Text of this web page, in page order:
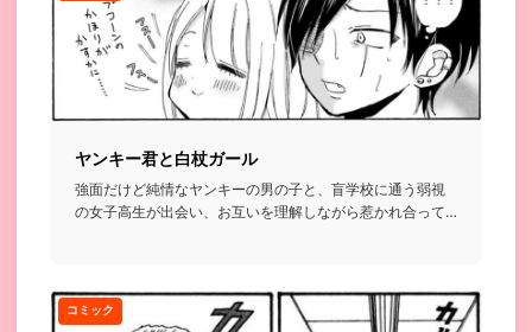
ヤンキー君と白杖ガール
強面だけど純情なヤンキーの男の子と、盲学校に通う弱視
の女子高生が出会い、お互いを理解しながら惹かれ合って
コミック